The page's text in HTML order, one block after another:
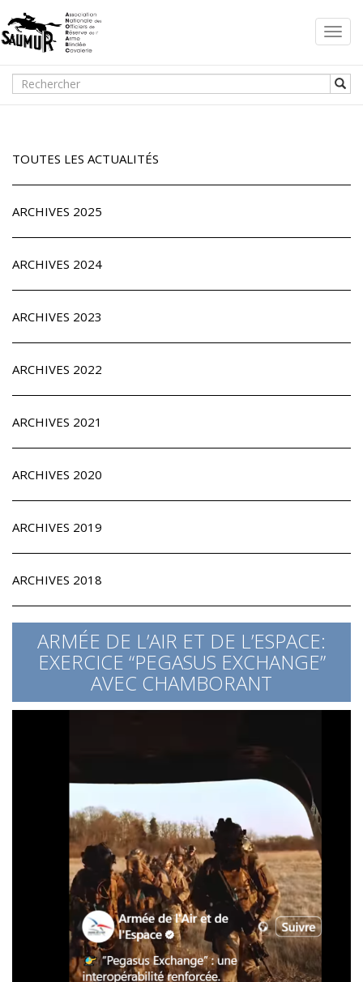
TOUTES LES ACTUALITÉS
ARCHIVES 2025
ARCHIVES 2024
ARCHIVES 2023
ARCHIVES 2022
ARCHIVES 2021
ARCHIVES 2020
ARCHIVES 2019
ARCHIVES 2018
ARMÉE DE L’AIR ET DE L’ESPACE:
EXERCICE “PEGASUS EXCHANGE”
AVEC CHAMBORANT